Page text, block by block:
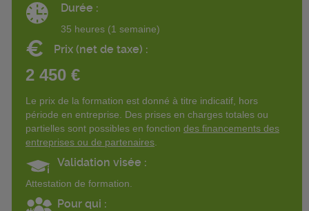
Durée :
35 heures (1 semaine)
€ Prix (net de taxe) :
2 450 €
Le prix de la formation est donné à titre indicatif, hors
période en entreprise. Des prises en charges totales ou
partielles sont possibles en fonction des financements des
entreprises ou de partenaires
Validation visée :
Attestation de formation.
Pour qui :